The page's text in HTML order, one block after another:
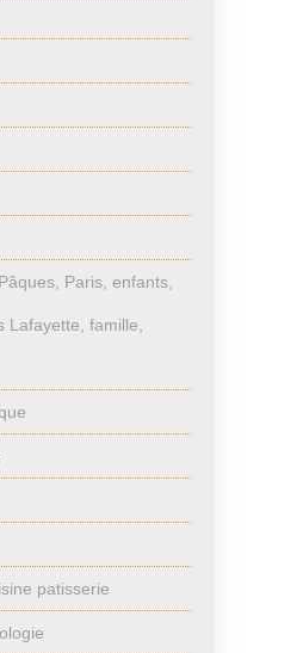
Paris, enfants,
Lafayette, famille,
patisserie